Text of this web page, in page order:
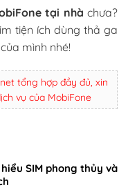
tại nhà chưa?
tiện ích dùng thả ga
mình nhé!
tổng hợp đầy đủ, xin
vụ của MobiFone
SIM phong thủy và